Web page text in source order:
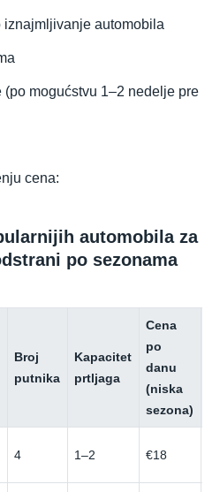
iznajmljivanje automobila
(po mogućstvu 1–2 nedelje pre
cena:
automobila za
po sezonama
Broj
putnika
Kapacitet
prtljaga
Cena
po
danu
(niska
sezona)
4 1–2 €18